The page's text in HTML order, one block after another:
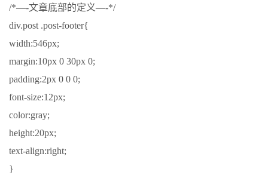
/*—-文章底部的定义—-*/
div.post .post-footer{
width:546px;
margin:10px 0 30px 0;
padding:2px 0 0 0;
font-size:12px;
color:gray;
height:20px;
text-align:right;
}